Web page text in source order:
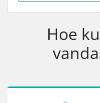
Hoe